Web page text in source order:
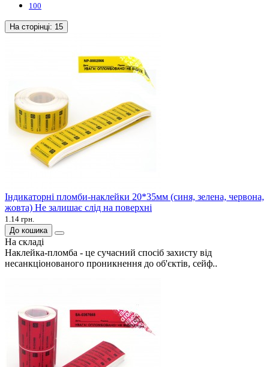
100
На сторінці: 15
Індикаторні пломби-наклейки 20*35мм (синя, зелена, червона,
жовта) Не залишає слід на поверхні
1.14 грн.
До кошика
На складі
Наклейка-пломба - це сучасний спосіб захисту від
несанкціонованого проникнення до об'єктів, сейф..